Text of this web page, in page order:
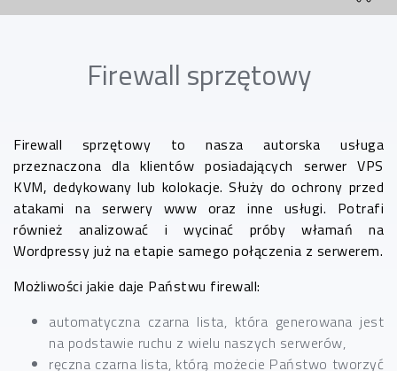
Firewall sprzętowy
Firewall sprzętowy to nasza autorska usługa
przeznaczona dla klientów posiadających serwer VPS
KVM, dedykowany lub kolokacje. Służy do ochrony przed
atakami na serwery www oraz inne usługi. Potrafi
również analizować i wycinać próby włamań na
Wordpressy już na etapie samego połączenia z serwerem.
Możliwości jakie daje Państwu firewall:
automatyczna czarna lista, która generowana jest
na podstawie ruchu z wielu naszych serwerów,
ręczna czarna lista, którą możecie Państwo tworzyć